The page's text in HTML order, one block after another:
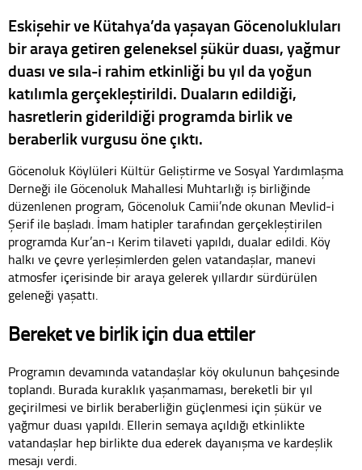
Eskişehir ve Kütahya’da yaşayan Göcenolukluları
bir araya getiren geleneksel şükür duası, yağmur
duası ve sıla-i rahim etkinliği bu yıl da yoğun
katılımla gerçekleştirildi. Duaların edildiği,
hasretlerin giderildiği programda birlik ve
beraberlik vurgusu öne çıktı.
Göcenoluk Köylüleri Kültür Geliştirme ve Sosyal Yardımlaşma
Derneği ile Göcenoluk Mahallesi Muhtarlığı iş birliğinde
düzenlenen program, Göcenoluk Camii’nde okunan Mevlid-i
Şerif ile başladı. İmam hatipler tarafından gerçekleştirilen
programda Kur’an-ı Kerim tilaveti yapıldı, dualar edildi. Köy
halkı ve çevre yerleşimlerden gelen vatandaşlar, manevi
atmosfer içerisinde bir araya gelerek yıllardır sürdürülen
geleneği yaşattı.
Bereket ve birlik için dua ettiler
Programın devamında vatandaşlar köy okulunun bahçesinde
toplandı. Burada kuraklık yaşanmaması, bereketli bir yıl
geçirilmesi ve birlik beraberliğin güçlenmesi için şükür ve
yağmur duası yapıldı. Ellerin semaya açıldığı etkinlikte
vatandaşlar hep birlikte dua ederek dayanışma ve kardeşlik
mesajı verdi.